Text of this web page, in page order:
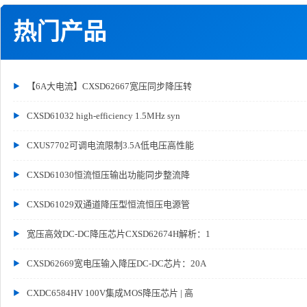
热门产品
【6A大电流】CXSD62667宽压同步降压转
CXSD61032 high-efficiency 1.5MHz syn
CXUS7702可调电流限制3.5A低电压高性能
CXSD61030恒流恒压输出功能同步整流降
CXSD61029双通道降压型恒流恒压电源管
宽压高效DC-DC降压芯片CXSD62674H解析：1
CXSD62669宽电压输入降压DC-DC芯片：20A
CXDC6584HV 100V集成MOS降压芯片 | 高